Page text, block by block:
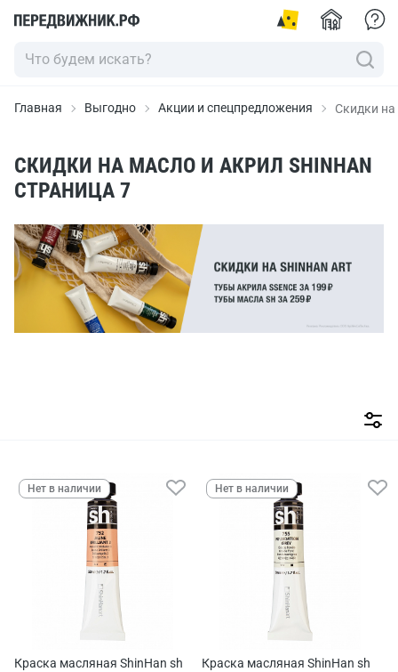
Главная Выгодно Акции и спецпредложения Скидки
СКИДКИ НА МАСЛО И АКРИЛ SHINHAN
СТРАНИЦА 7
Нет в наличии
Краска масляная ShinHan sh
Нет в наличии
Краска масляная ShinHan sh